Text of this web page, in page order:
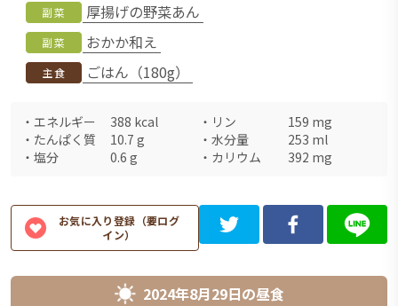
副菜 厚揚げの野菜あん
副菜 おかか和え
主食 ごはん（180g）
・ エネルギー 388 kcal ・ リン 159 mg
・ たんぱく質 10.7 g ・ 水分量 253 ml
・ 塩分 0.6 g ・ カリウム 392 mg
お気に入り登録（要ログ
イン）
2024年8月29日の昼食